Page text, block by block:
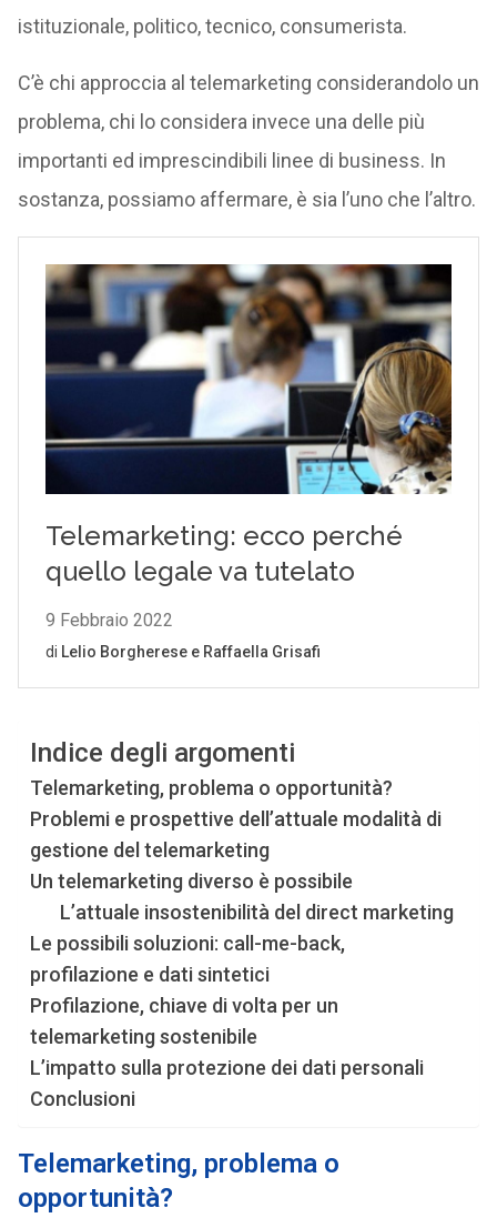
istituzionale, politico, tecnico, consumerista.
C’è chi approccia al telemarketing considerandolo un
problema, chi lo considera invece una delle più
importanti ed imprescindibili linee di business. In
sostanza, possiamo affermare, è sia l’uno che l’altro.
Indice degli argomenti
Telemarketing, problema o opportunità?
Problemi e prospettive dell’attuale modalità di
gestione del telemarketing
Un telemarketing diverso è possibile
L’attuale insostenibilità del direct marketing
Le possibili soluzioni: call-me-back,
profilazione e dati sintetici
Profilazione, chiave di volta per un
telemarketing sostenibile
L’impatto sulla protezione dei dati personali
Conclusioni
Telemarketing, problema o
opportunità?